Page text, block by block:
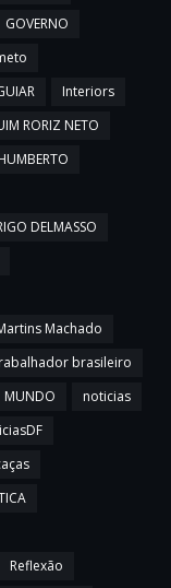
GOVERNO
Interiors
RORIZ NETO
DELMASSO
Machado
brasileiro
MUNDO
noticias
Reflexão